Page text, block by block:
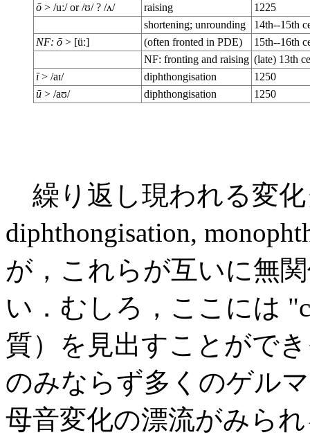
ō > /uː/ or /ʊ/ ? /ʌ/ raising
1225
shortening; unrounding
14th--15th
NF: ō > [üː] (often fronted in PDE)
15th--16th
NF: fronting and raising (late) 13th
ī> /aɪ/ diphthongisation
1250
ū > /aʊ/ diphthongisation 1250
繰り返し現われる変化
diphthongisation,
が，これらが互いに無
い．むしろ，ここには
質）を見出すことがで
のみならず多くのゲル
母音変化の漂流がみら